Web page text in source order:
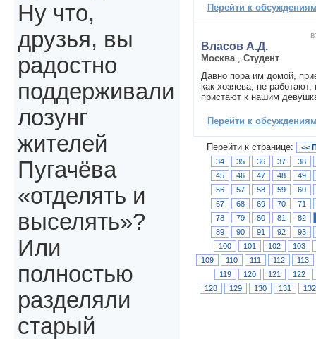
Перейти к
Власов А.Д.
Москва
Студент
Давно пора им домой,
как хозяева, не
пристают к нашим
Перейти к
Перейти к странице:
<<
34
35 36 37
38
45
46 47 48
49
56
57 58 59
60
67
68 69 70
71
78
79 80 81
82
89
90 91 92
93
100
101 102
103
109
110 111 112
113
119
120 121
122
128
129 130 131 132
Ну что,
друзья, вы
радостно
поддерживали
лозунг
жителей
Пугачёва
«отделять и
выселять»?
Или
полностью
разделяли
старый